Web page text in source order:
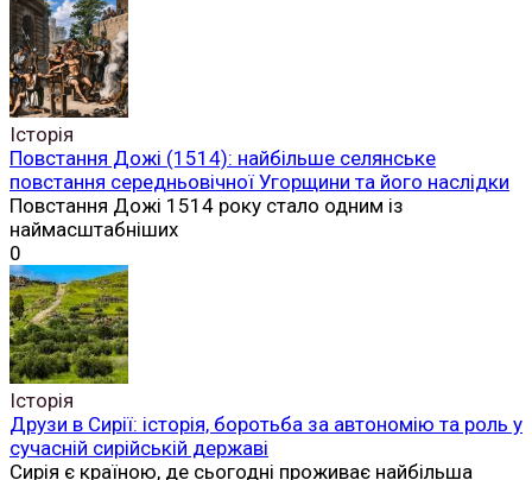
Історія
Повстання Дожі (1514): найбільше селянське
повстання середньовічної Угорщини та його наслідки
Повстання Дожі 1514 року стало одним із
наймасштабніших
0
Історія
Друзи в Сирії: історія, боротьба за автономію та роль у
сучасній сирійській державі
Сирія є країною, де сьогодні проживає найбільша